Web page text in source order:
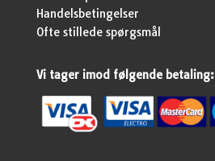
Handelsbetingelser
Ofte stillede spørgsmål
Vi tager imod følgende betaling: